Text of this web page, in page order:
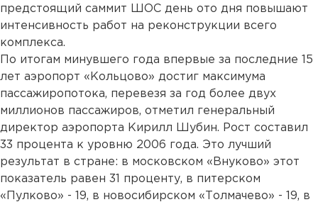
предстоящий саммит ШОС день ото дня повышают
интенсивность работ на реконструкции всего
комплекса.
По итогам минувшего года впервые за последние 15
лет аэропорт «Кольцово» достиг максимума
пассажиропотока, перевезя за год более двух
миллионов пассажиров, отметил генеральный
директор аэропорта Кирилл Шубин. Рост составил
33 процента к уровню 2006 года. Это лучший
результат в стране: в московском «Внуково» этот
показатель равен 31 проценту, в питерском
«Пулково» - 19, в новосибирском «Толмачево» - 19, в